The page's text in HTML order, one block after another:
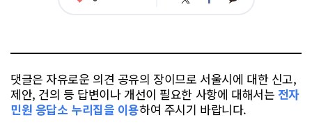
댓글은 자유로운 의견 공유의 장이므로 서울시에 대한 신고,
제안, 건의 등 답변이나 개선이 필요한 사항에 대해서는 전자
민원 응답소 누리집을 이용하여 주시기 바랍니다.